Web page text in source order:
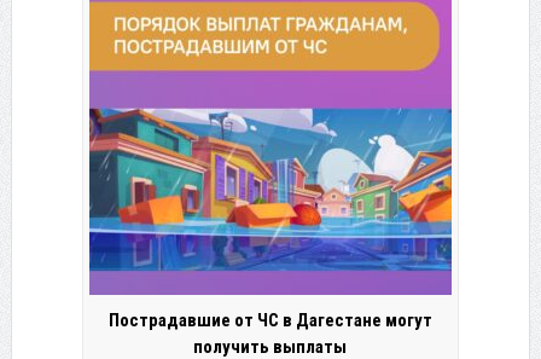
Пострадавшие от ЧС в Дагестане могут
получить выплаты